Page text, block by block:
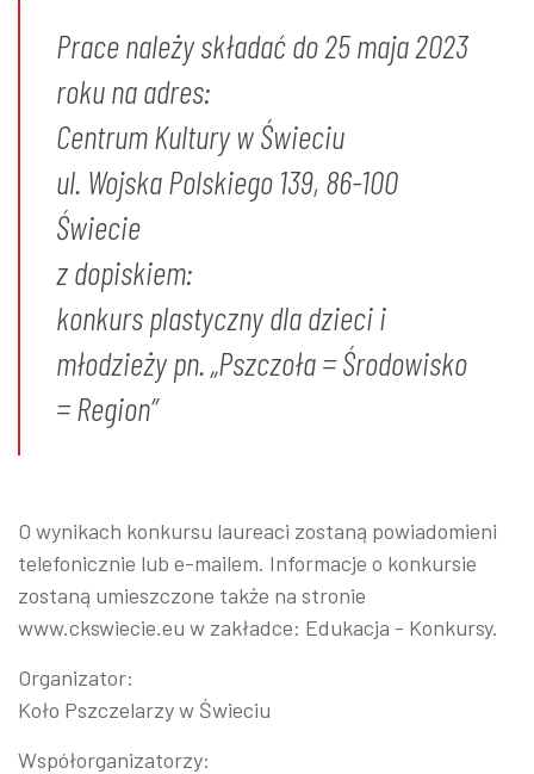
Prace należy składać do 25 maja 2023
roku na adres:
Centrum Kultury w Świeciu
ul. Wojska Polskiego 139, 86-100
Świecie
z dopiskiem:
konkurs plastyczny dla dzieci i
młodzieży pn. „Pszczoła = Środowisko
= Region”
O wynikach konkursu laureaci zostaną powiadomieni
telefonicznie lub e-mailem. Informacje o konkursie
zostaną umieszczone także na stronie
www.ckswiecie.eu w zakładce: Edukacja - Konkursy.
Organizator:
Koło Pszczelarzy w Świeciu
Współorganizatorzy: